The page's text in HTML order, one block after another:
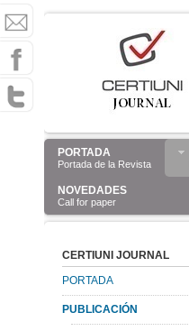
PORTADA
Portada de la Revista
NOVEDADES
Call for paper
CERTIUNI JOURNAL
PORTADA
PUBLICACIÓN